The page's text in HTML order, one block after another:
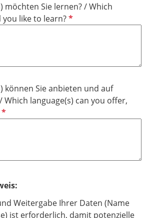
möchten Sie lernen? / Which
you like to learn?P
c
t
f
können Sie anbieten und auf
Which language(s) can you offer,
Weitergabe Ihrer Daten (Name
ist erforderlich, damit potenzielle